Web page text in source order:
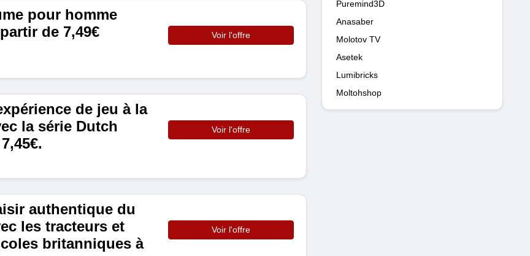
pour homme
de 7,49€
Voir l'offre
de jeu à la
la série Dutch
Voir l'offre
authentique du
les tracteurs et
britanniques à
Voir l'offre
Puremind3D
Anasaber
Molotov TV
Asetek
Lumibricks
Moltohshop